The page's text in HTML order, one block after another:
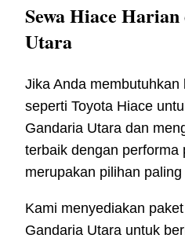
Sewa Hiace
Utara
Jika Anda
seperti Toyota Hiace
Gandaria Utara dan
terbaik dengan performa
merupakan pilihan
Kami menyediakan
Gandaria Utara untuk